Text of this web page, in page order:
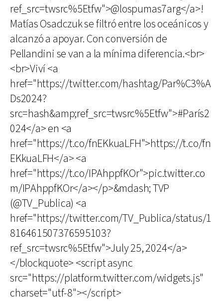
ref_src=twsrc%5Etfw">@lospumas7arg</a>!
Matías Osadczuk se filtró entre los oceánicos y
alcanzó a apoyar. Con conversión de
Pellandini se van a la mínima diferencia.<br>
<br>Viví <a
href="https://twitter.com/hashtag/Par%C3%A
Ds2024?
src=hash&amp;ref_src=twsrc%5Etfw">#París2
024</a> en <a
href="https://t.co/fnEKkuaLFH">https://t.co/fn
EKkuaLFH</a> <a
href="https://t.co/IPAhppfKOr">pic.twitter.co
m/IPAhppfKOr</a></p>&mdash; TVP
(@TV_Publica) <a
href="https://twitter.com/TV_Publica/status/1
816461507376595103?
ref_src=twsrc%5Etfw">July 25, 2024</a>
</blockquote> <script async
src="https://platform.twitter.com/widgets.js"
charset="utf-8"></script>